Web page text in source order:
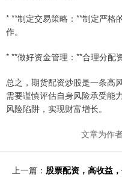
* **制定交易策略：**制定严格
作。
* **做好资金管理：**合理分配
总之，期货配资炒股是一条高
需要谨慎评估自身风险承受能
风险陷阱，实现财富增长。
文章为作
上一篇： 股票配资，高收益